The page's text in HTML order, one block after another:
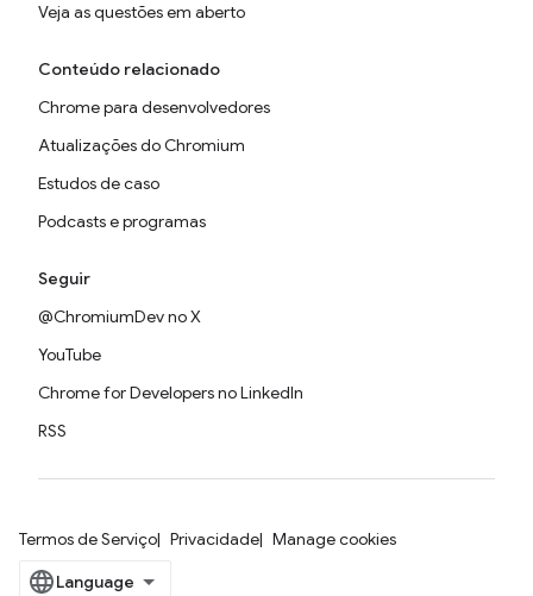
Veja as questões em aberto
Conteúdo relacionado
Chrome para desenvolvedores
Atualizações do Chromium
Estudos de caso
Podcasts e programas
Seguir
@ChromiumDev no X
YouTube
Chrome for Developers no LinkedIn
RSS
Termos de Serviço Privacidade Manage cookies